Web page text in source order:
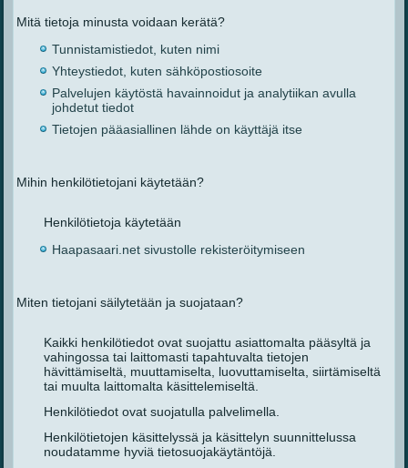
Mitä tietoja minusta voidaan kerätä?
Tunnistamistiedot, kuten nimi
Yhteystiedot, kuten sähköpostiosoite
Palvelujen käytöstä havainnoidut ja analytiikan avulla
johdetut tiedot
Tietojen pääasiallinen lähde on käyttäjä itse
Mihin henkilötietojani käytetään?
Henkilötietoja käytetään
Haapasaari.net sivustolle rekisteröitymiseen
Miten tietojani säilytetään ja suojataan?
Kaikki henkilötiedot ovat suojattu asiattomalta pääsyltä ja
vahingossa tai laittomasti tapahtuvalta tietojen
hävittämiseltä, muuttamiselta, luovuttamiselta, siirtämiseltä
tai muulta laittomalta käsittelemiseltä.
Henkilötiedot ovat suojatulla palvelimella.
Henkilötietojen käsittelyssä ja käsittelyn suunnittelussa
noudatamme hyviä tietosuojakäytäntöjä.